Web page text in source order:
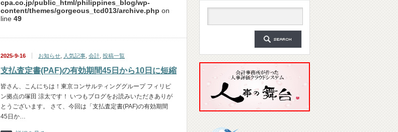
cpa.co.jp/public_html/philippines_blog/wp-
content/themes/gorgeous_tcd013/archive.php on
line 49
2025-9-16 お知らせ 人気記事 会計 投稿一覧
支払査定書(PAF)の有効期間45日から10日に短縮
皆さん、こんにちは！東京コンサルティンググループ フィリピ
ン拠点の塚田 涼太です！ いつもブログをお読みいただきありが
とうございます。 さて、今回は「支払査定書(PAF)の有効期間
45日か…